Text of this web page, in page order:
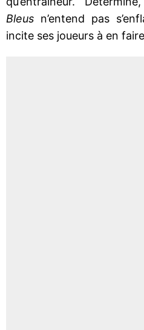
Bleus n’entend pas
incite ses joueurs à en